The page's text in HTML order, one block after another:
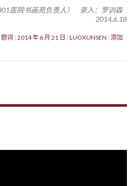
医院书画苑负责人） 录入：罗训森
2014.6.18
词 2014 年 6 月 21 日 LUOXUNSEN 添加